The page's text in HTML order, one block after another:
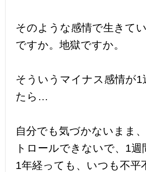
そのような感情で生きて
ですか。地獄ですか。
そういうマイナス感情が1
たら…
自分でも気づかないまま
トロールできないで、1週
1年経っても、いつも不平